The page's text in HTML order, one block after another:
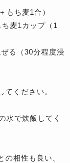
もち麦1合）
麦1カップ（1
る（30分程度浸
ください。
水で炊飯してく
相性も良い、